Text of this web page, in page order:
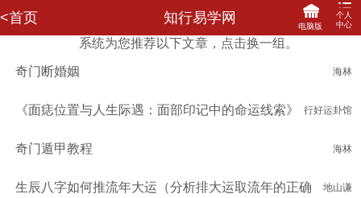
<首页 知行易学网
个人
中心
电脑版
登录
我要评价
我的信箱 我的收藏
关联登陆
系统为您推荐以下文章，点击换一组。
海林
奇门断婚姻
行好运卦馆
《面痣位置与人生际遇：面部印记中的命运线索》
海林
奇门遁甲教程
地山谦
生辰八字如何推流年大运（分析排大运取流年的正确